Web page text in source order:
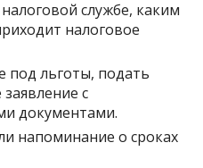
службе, каким
налоговое
под льготы, подать
с
документами.
напоминание о сроках